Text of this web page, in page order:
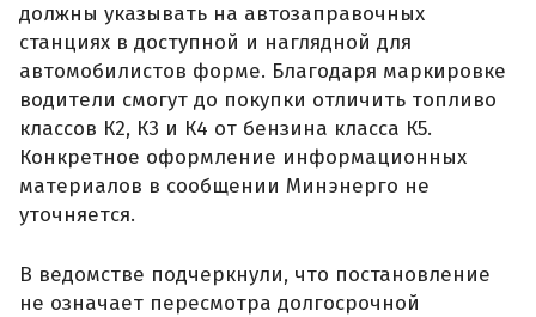
должны указывать на автозаправочных
станциях в доступной и наглядной для
автомобилистов форме. Благодаря маркировке
водители смогут до покупки отличить топливо
классов К2, К3 и К4 от бензина класса К5.
Конкретное оформление информационных
материалов в сообщении Минэнерго не
уточняется.
В ведомстве подчеркнули, что постановление
не означает пересмотра долгосрочной